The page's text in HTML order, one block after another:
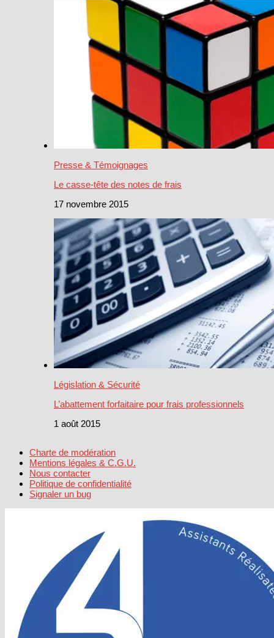
Presse & Témoignages
Le casse-tête des notes de frais
17 novembre 2015
Législation & Sécurité
L’abattement forfaitaire pour frais professionnels
1 août 2015
Charte de modération
Mentions légales & C.G.U.
Nous contacter
Politique de confidentialité
Signaler un bug